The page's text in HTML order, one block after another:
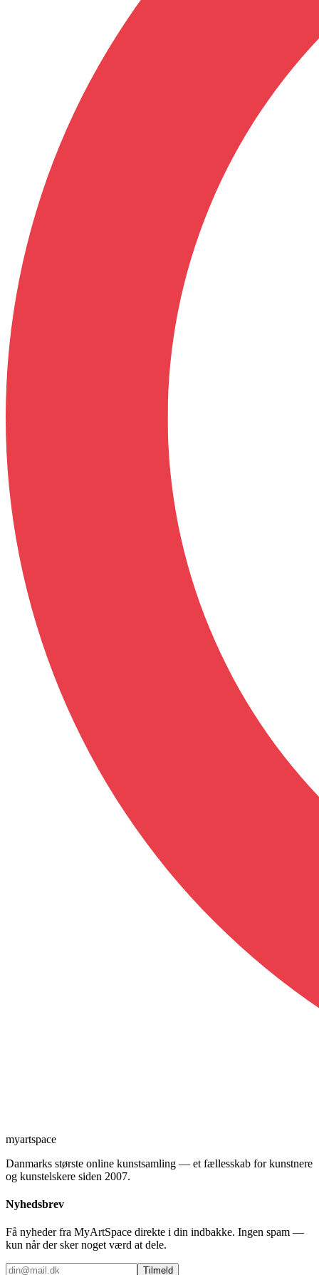
myartspace
Danmarks største online kunstsamling — et fællesskab for kunstnere
og kunstelskere siden 2007.
Nyhedsbrev
Få nyheder fra MyArtSpace direkte i din indbakke. Ingen spam —
kun når der sker noget værd at dele.
Tilmeld